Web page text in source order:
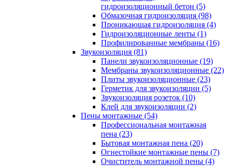
гидроизоляционный бетон (5)
Обмазочная гидроизоляция (98)
Проникающая гидроизоляция (4)
Гидроизоляционные ленты (1)
Профилированные мембраны (16)
Звукоизоляция (81)
Панели звукоизоляционные (19)
Мембраны звукоизоляционные (22)
Плиты звукоизоляционные (23)
Герметик для звукоизоляции (5)
Звукоизоляция розеток (10)
Клей для звукоизоляции (2)
Пены монтажные (54)
Профессиональная монтажная
пена (23)
Бытовая монтажная пена (20)
Огнестойкие монтажные пены (7)
Очиститель монтажной пены (4)